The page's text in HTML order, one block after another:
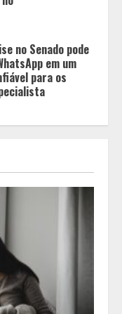
não significa
6 dicas
nessa
que
trabalho e
que mais
e a
nem percebe